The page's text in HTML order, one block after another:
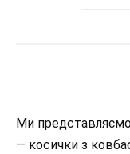
Ми
— косички з